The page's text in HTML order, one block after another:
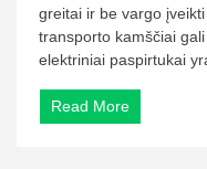
greitai ir be vargo
transporto kamščiai
elektriniai paspirtukai
Read More